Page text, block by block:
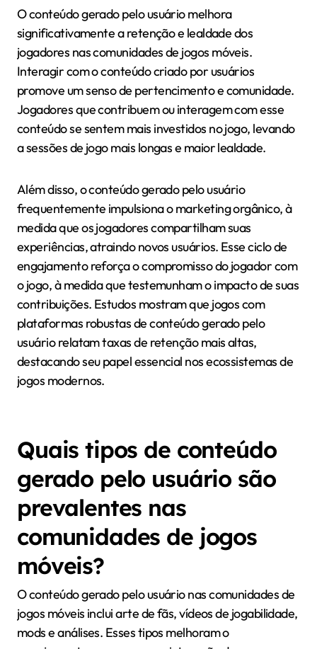
O conteúdo gerado pelo usuário melhora
significativamente a retenção e lealdade dos
jogadores nas comunidades de jogos móveis.
Interagir com o conteúdo criado por usuários
promove um senso de pertencimento e comunidade.
Jogadores que contribuem ou interagem com esse
conteúdo se sentem mais investidos no jogo, levando
a sessões de jogo mais longas e maior lealdade.
Além disso, o conteúdo gerado pelo usuário
frequentemente impulsiona o marketing orgânico, à
medida que os jogadores compartilham suas
experiências, atraindo novos usuários. Esse ciclo de
engajamento reforça o compromisso do jogador com
o jogo, à medida que testemunham o impacto de suas
contribuições. Estudos mostram que jogos com
plataformas robustas de conteúdo gerado pelo
usuário relatam taxas de retenção mais altas,
destacando seu papel essencial nos ecossistemas de
jogos modernos.
Quais tipos de conteúdo
gerado pelo usuário são
prevalentes nas
comunidades de jogos
móveis?
O conteúdo gerado pelo usuário nas comunidades de
jogos móveis inclui arte de fãs, vídeos de jogabilidade,
mods e análises. Esses tipos melhoram o